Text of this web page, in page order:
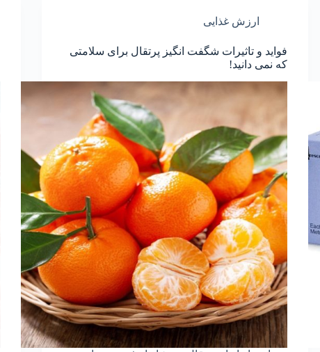
ارزش غذایی
فواید و تاثیرات شگفت انگیز پرتقال برای سلامتی
که نمی دانید!